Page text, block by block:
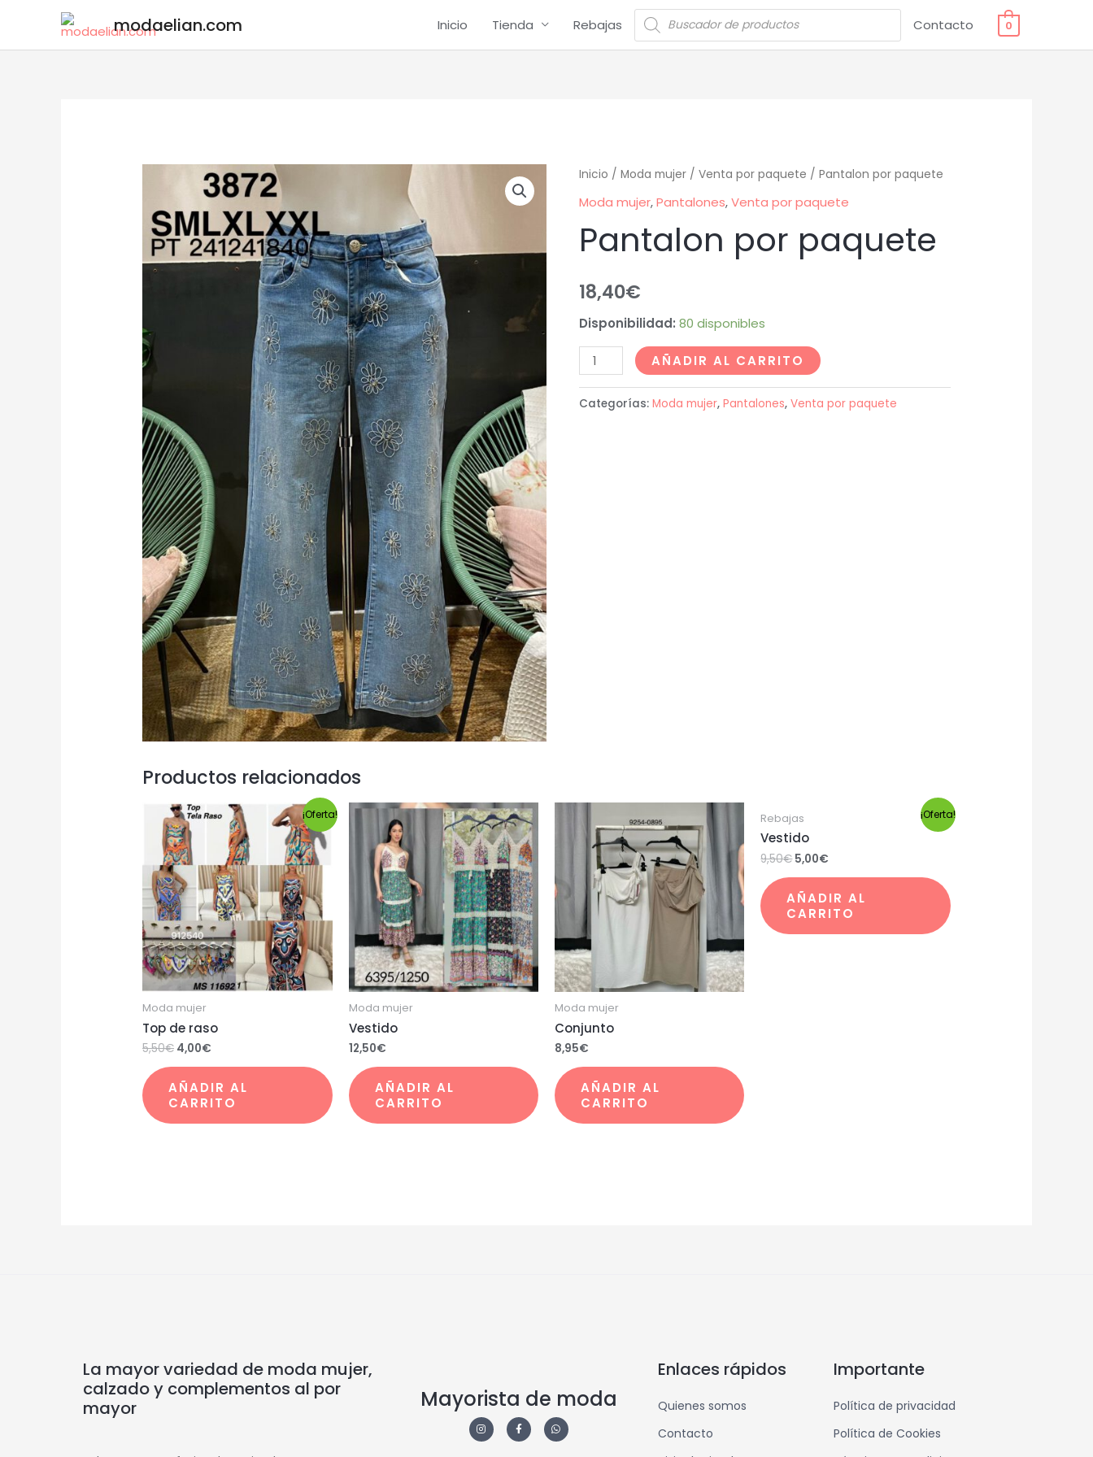
modaelian.com Inicio Tienda Rebajas Contacto 0
Inicio / Moda mujer/ Venta por paquete / Pantalon por paquete
Moda mujer,Pantalones,Venta por paquete
Pantalon por paquete
18,40€
Disponibilidad: 80 disponibles
AÑADIR AL CARRITO
Categorías: Moda mujer, Pantalones, Venta por paquete
Productos relacionados
¡Oferta!
Moda mujer
Top de raso
5,50€ 4,00€
AÑADIR AL
CARRITO
Moda mujer
Vestido
12,50€
AÑADIR AL
CARRITO
Moda mujer
Conjunto
8,95€
AÑADIR AL
CARRITO
¡Oferta!
Rebajas
Vestido
9,50€5,00€
AÑADIR AL
CARRITO
La mayor variedad de moda mujer,
calzado y complementos al por
mayor
Mayorista de moda
Enlaces rápidos
Quienes somos
Contacto
Importante
Política de privacidad
Política de Cookies